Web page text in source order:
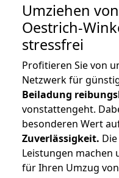
Umziehen von
Oestrich-
stressfrei
Profitieren Sie von
Netzwerk für
Beiladung
vonstattengeht.
besonderen Wert
Zuverlässigkeit.
Leistungen machen
für Ihren Umzug